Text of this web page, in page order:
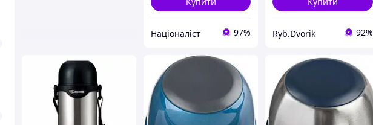
Націоналіст 97% Ryb.Dvorik 92%